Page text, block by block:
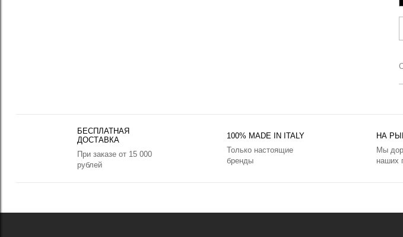
БЕСПЛАТНАЯ
ДОСТАВКА
При заказе от 15 000
рублей
100% MADE IN ITALY
Только настоящие
бренды
НА
Мы
наших